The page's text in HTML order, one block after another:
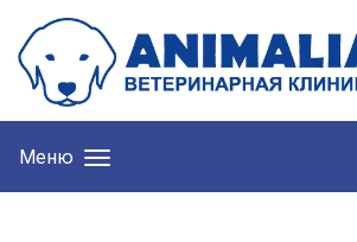
Меню